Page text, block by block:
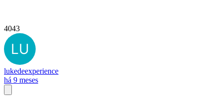
4043
lukedeexperience
há 9 meses